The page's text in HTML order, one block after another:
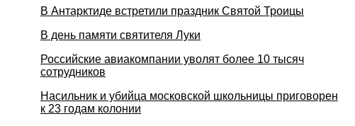
В Антарктиде встретили праздник Святой Троицы
В день памяти святителя Луки
Российские авиакомпании уволят более 10 тысяч
сотрудников
Насильник и убийца московской школьницы приговорен
к 23 годам колонии